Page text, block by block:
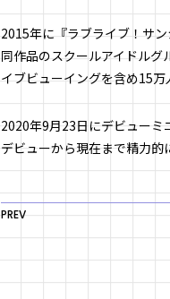
2015年に『ラブライブ！サ
同作品のスクールアイドル
イブビューイングを含め15
2020年9月23日にデビューミ
デビューから現在まで精力的
PREV